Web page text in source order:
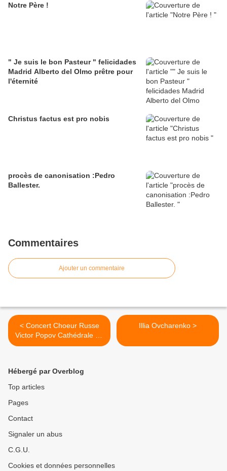
Notre Père !
" Je suis le bon Pasteur " felicidades
Madrid Alberto del Olmo prêtre pour
l'éternité
Christus factus est pro nobis
procès de canonisation :Pedro
Ballester.
Commentaires
Ajouter un commentaire
< Concert Choeur Russe
Victor Popov Cathédrale de
Lucon le 21 novembre 2017
Illia Ovcharenko >
Hébergé par Overblog
Top articles
Pages
Contact
Signaler un abus
C.G.U.
Cookies et données personnelles